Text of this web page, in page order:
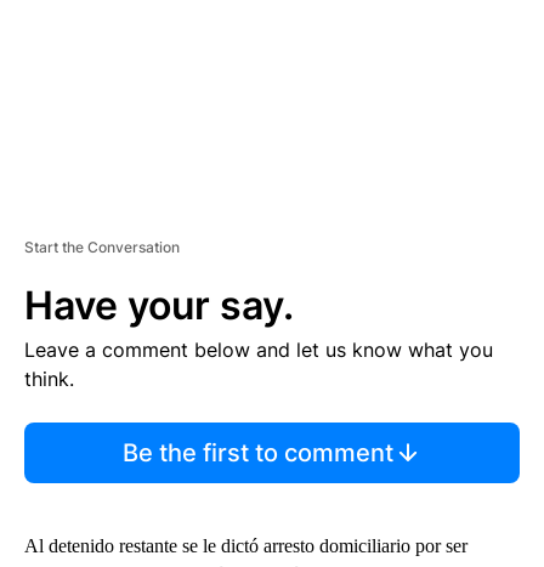
Start the Conversation
Have your say.
Leave a comment below and let us know what you
think.
Be the first to comment
Al detenido restante se le dictó arresto domiciliario por ser